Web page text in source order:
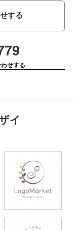
する
せする
イ